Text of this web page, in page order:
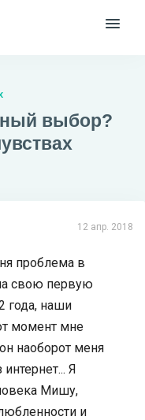
выбор?
12 апр. 2018
проблема в
свою первую
года, наши
момент мне
наоборот меня
Я
Мишу,
и